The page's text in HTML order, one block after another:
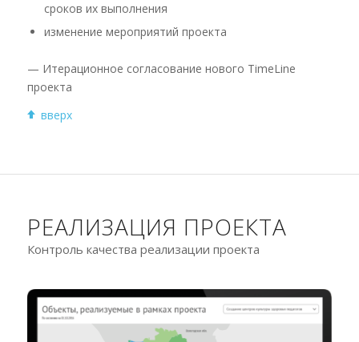
сроков их выполнения
изменение мероприятий проекта
— Итерационное согласование нового TimeLine
проекта
вверх
РЕАЛИЗАЦИЯ ПРОЕКТА
Контроль качества реализации проекта